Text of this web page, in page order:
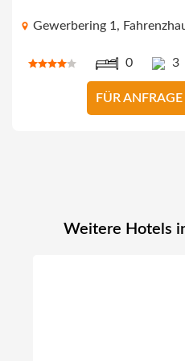
Gewerbering 1,
0 3
FÜR
Weitere Hotels